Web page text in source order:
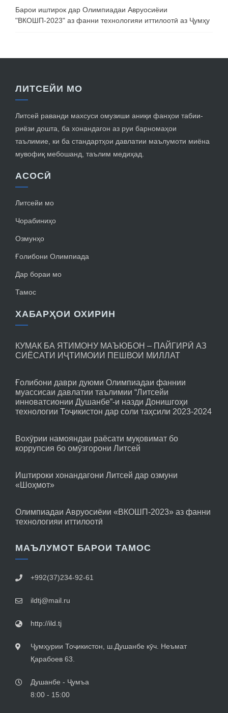
Барои иштирок дар Олимпиадаи Авруосиёии
"ВКОШП-2023" аз фанни технологияи иттилоотӣ аз Ҷумҳу
ЛИТСЕЙИ МО
Литсей раванди махсуси омузиши аниқи фанҳои табии-
риёзи дошта, ба хонандагон аз руи барномаҳои
таълимие, ки ба стандартҳои давлатии маълумоти миёна
мувофиқ мебошанд, таълим медиҳад.
АСОСӢ
Литсейи мо
Чорабиниҳо
Озмунҳо
Ғолибони Олимпиада
Дар бораи мо
Тамос
ХАБАРҲОИ ОХИРИН
КУМАК БА ЯТИМОНУ МАЪЮБОН – ПАЙГИРӢ АЗ
СИЁСАТИ ИҶТИМОИИ ПЕШВОИ МИЛЛАТ
Ғолибони даври дуюми Олимпиадаи фаннии
муассисаи давлатии таълимии “Литсейи
инноватсионии Душанбе”-и назди Донишгоҳи
технологии Тоҷикистон дар соли таҳсили 2023-2024
Вохӯрии намояндаи раёсати муқовимат бо
коррупсия бо омӯзгорони Литсей
Иштироки хонандагони Литсей дар озмуни
«Шоҳмот»
Олимпиадаи Авруосиёии «ВКОШП-2023» аз фанни
технологияи иттилоотӣ
МАЪЛУМОТ БАРОИ ТАМОС
+992(37)234-92-61
ildtj@mail.ru
http://ild.tj
Ҷумҳурии Тоҷикистон, ш.Душанбе кӯч. Неъмат
Қарабоев 63.
Душанбе - Ҷумъа
8:00 - 15:00